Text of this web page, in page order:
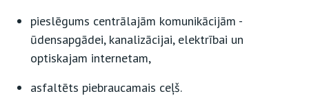
pieslēgums centrālajām komunikācijām -
ūdensapgādei, kanalizācijai, elektrībai un
optiskajam internetam,
asfaltēts piebraucamais ceļš.